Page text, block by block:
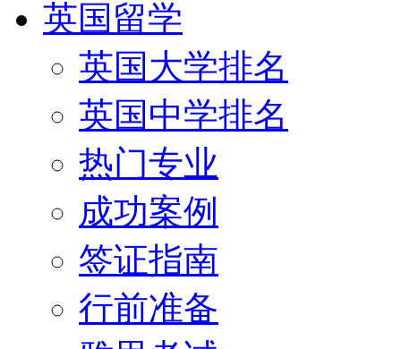
英国留学
英国大学排名
英国中学排名
热门专业
成功案例
签证指南
行前准备